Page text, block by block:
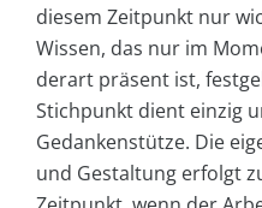
diesem Zeitpunkt nur
Wissen, das nur im
derart präsent ist,
Stichpunkt dient einzig
Gedankenstütze. Die
und Gestaltung erfolgt